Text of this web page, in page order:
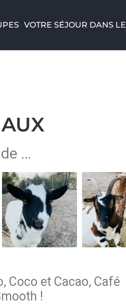
VOTRE SÉJOUR DANS
…
Coco et Cacao, Café
!